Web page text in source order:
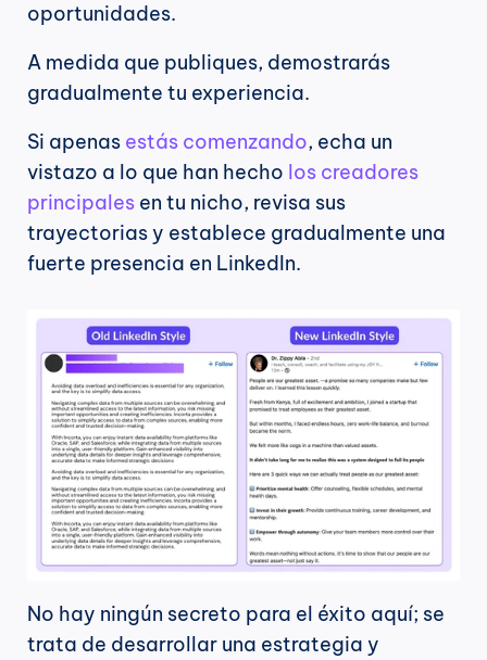
oportunidades.
A medida que publiques, demostrarás
gradualmente tu experiencia.
Si apenas estás comenzando, echa un
vistazo a lo que han hecho los creadores
principales en tu nicho, revisa sus
trayectorias y establece gradualmente una
fuerte presencia en LinkedIn.
No hay ningún secreto para el éxito aquí; se
trata de desarrollar una estrategia y